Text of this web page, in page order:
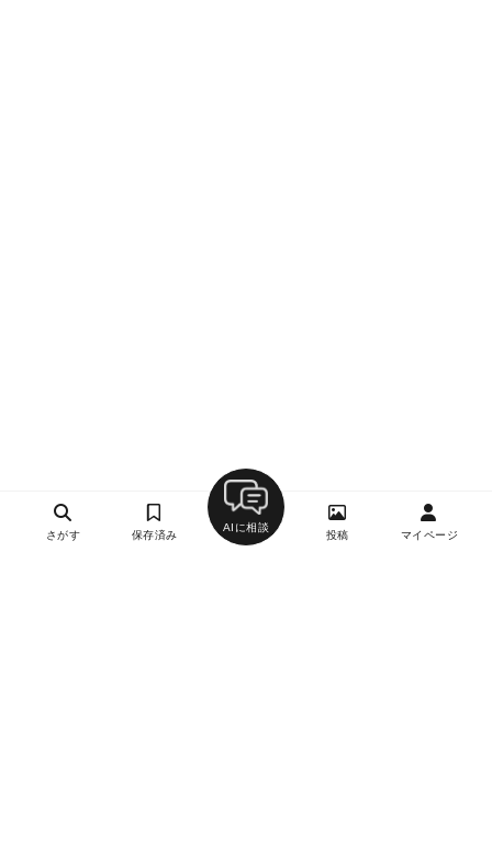
さがす 保存済み
AIに相談
投稿 マイページ